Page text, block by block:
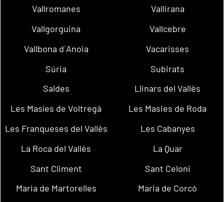
Vallromanes
Vallirana
Vallgorguina
Vallcebre
Vallbona d´Anoia
Vacarisses
Súria
Subirats
Saldes
Llinars del Vallès
Les Masíes de Voltregà
Les Masies de Roda
Les Franqueses del Vallès
Les Cabanyes
La Roca del Vallès
La Quar
Sant Climent
Sant Celoni
Maria de Martorelles
Maria de Corcó